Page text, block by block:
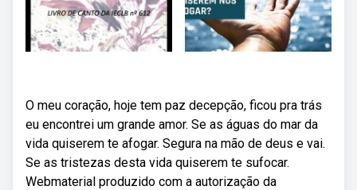
O meu coração, hoje tem paz decepção, ficou pra trás
eu encontrei um grande amor. Se as águas do mar da
vida quiserem te afogar. Segura na mão de deus e vai.
Se as tristezas desta vida quiserem te sufocar.
Webmaterial produzido com a autorização da